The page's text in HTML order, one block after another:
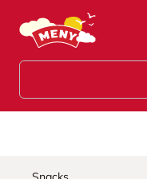
Hopp til hovedinnhold